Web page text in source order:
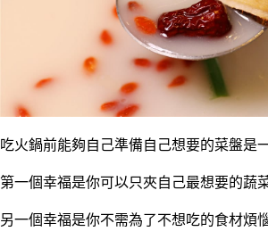
吃火鍋前能夠自己準備自己想要的菜盤是
第一個幸福是你可以只夾自己最想要的蔬
另一個幸福是你不需為了不想吃的食材煩